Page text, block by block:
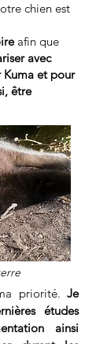
chien est
afin que
avec
Kuma et pour
être
priorité. Je
études
ainsi